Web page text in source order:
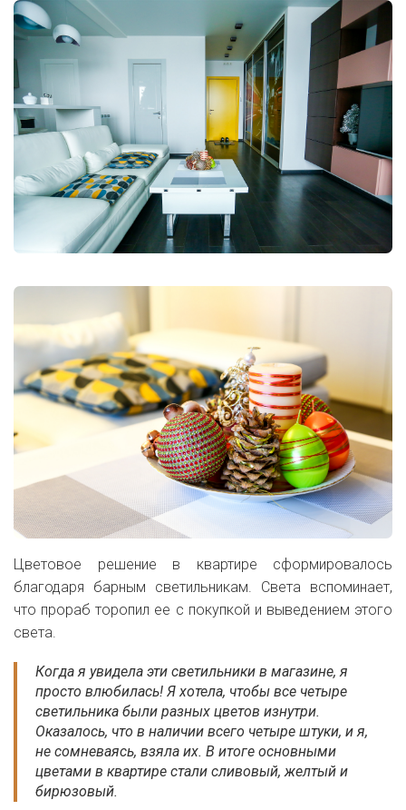
Цветовое решение в квартире сформировалось
благодаря барным светильникам. Света вспоминает,
что прораб торопил ее с покупкой и выведением этого
света.
Когда я увидела эти светильники в магазине, я
просто влюбилась! Я хотела, чтобы все четыре
светильника были разных цветов изнутри.
Оказалось, что в наличии всего четыре штуки, и я,
не сомневаясь, взяла их. В итоге основными
цветами в квартире стали сливовый, желтый и
бирюзовый.